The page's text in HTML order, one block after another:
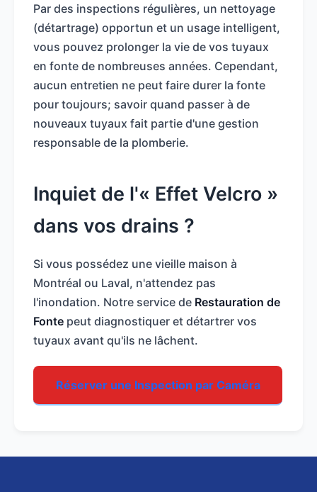
Par des inspections régulières, un nettoyage
(détartrage) opportun et un usage intelligent,
vous pouvez prolonger la vie de vos tuyaux
en fonte de nombreuses années. Cependant,
aucun entretien ne peut faire durer la fonte
pour toujours; savoir quand passer à de
nouveaux tuyaux fait partie d'une gestion
responsable de la plomberie.
Inquiet de l'« Effet Velcro »
dans vos drains ?
Si vous possédez une vieille maison à
Montréal ou Laval, n'attendez pas
l'inondation. Notre service de Restauration de
Fonte peut diagnostiquer et détartrer vos
tuyaux avant qu'ils ne lâchent.
Réserver une Inspection par Caméra